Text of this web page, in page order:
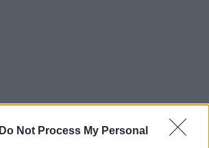
Do Not Process My Personal